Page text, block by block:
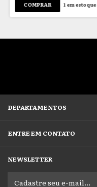
1 em estoque
DEPARTAMENTOS
ENTRE EM CONTATO
NEWSLETTER